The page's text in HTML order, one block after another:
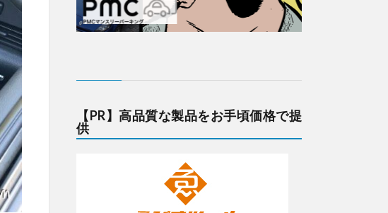
【PR】高品質な製品をお手頃価格で提
供